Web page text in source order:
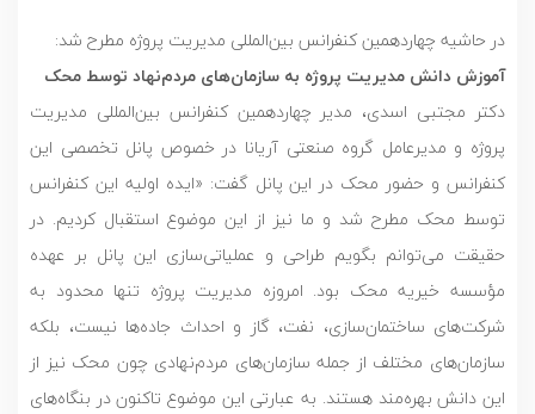
در حاشیه چهاردهمین کنفرانس بین‌المللی مدیریت پروژه مطرح شد:
آموزش دانش مدیریت پروژه به سازمان‌های مردم‌نهاد توسط محک
دکتر مجتبی اسدی، مدیر چهاردهمین کنفرانس بین‌المللی مدیریت
پروژه و مدیرعامل گروه صنعتی آریانا در خصوص پانل تخصصی این
کنفرانس و حضور محک در این پانل گفت: «ایده اولیه این کنفرانس
توسط محک مطرح شد و ما نیز از این موضوع استقبال کردیم. در
حقیقت می‌توانم بگویم طراحی و عملیاتی‌سازی این پانل بر عهده
مؤسسه خیریه محک بود. امروزه مدیریت پروژه تنها محدود به
شرکت‌های ساختمان‌سازی، نفت، گاز و احداث جاده‌ها نیست، بلکه
سازمان‌های مختلف از جمله سازمان‌های مردم‌نهادی چون محک نیز از
این دانش بهره‌مند هستند. به عبارتی این موضوع تاکنون در بنگاه‌های